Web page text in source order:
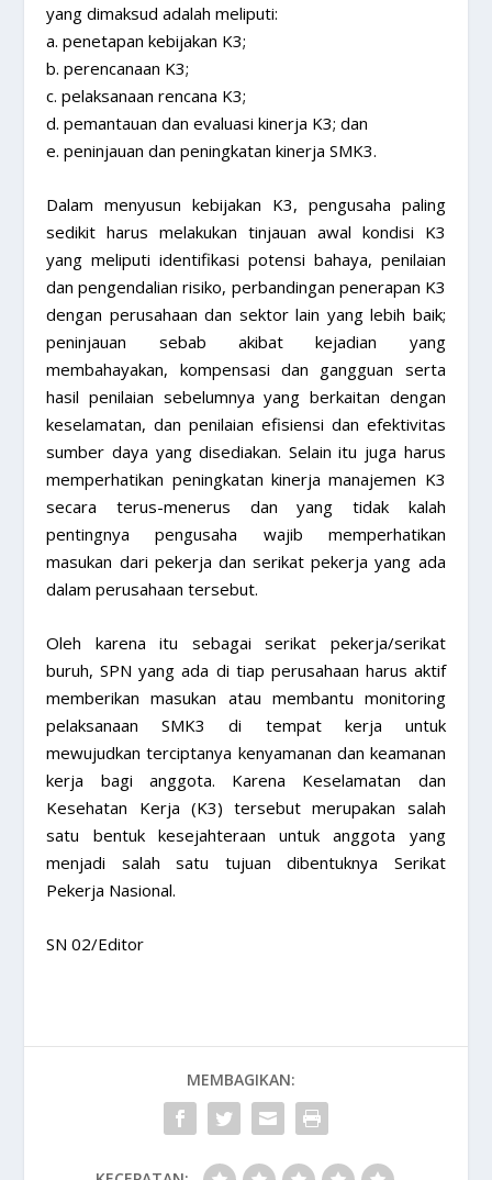
yang dimaksud adalah meliputi:
a. penetapan kebijakan K3;
b. perencanaan K3;
c. pelaksanaan rencana K3;
d. pemantauan dan evaluasi kinerja K3; dan
e. peninjauan dan peningkatan kinerja SMK3.
Dalam menyusun kebijakan K3, pengusaha paling
sedikit harus melakukan tinjauan awal kondisi K3
yang meliputi identifikasi potensi bahaya, penilaian
dan pengendalian risiko, perbandingan penerapan K3
dengan perusahaan dan sektor lain yang lebih baik;
peninjauan sebab akibat kejadian yang
membahayakan, kompensasi dan gangguan serta
hasil penilaian sebelumnya yang berkaitan dengan
keselamatan, dan penilaian efisiensi dan efektivitas
sumber daya yang disediakan. Selain itu juga harus
memperhatikan peningkatan kinerja manajemen K3
secara terus-menerus dan yang tidak kalah
pentingnya pengusaha wajib memperhatikan
masukan dari pekerja dan serikat pekerja yang ada
dalam perusahaan tersebut.
Oleh karena itu sebagai serikat pekerja/serikat
buruh, SPN yang ada di tiap perusahaan harus aktif
memberikan masukan atau membantu monitoring
pelaksanaan SMK3 di tempat kerja untuk
mewujudkan terciptanya kenyamanan dan keamanan
kerja bagi anggota. Karena Keselamatan dan
Kesehatan Kerja (K3) tersebut merupakan salah
satu bentuk kesejahteraan untuk anggota yang
menjadi salah satu tujuan dibentuknya Serikat
Pekerja Nasional.
SN 02/Editor
MEMBAGIKAN: